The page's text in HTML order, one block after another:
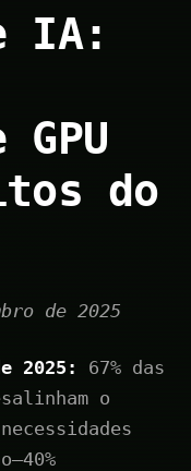
IA:
do
de 2025
2025:
67% das
o